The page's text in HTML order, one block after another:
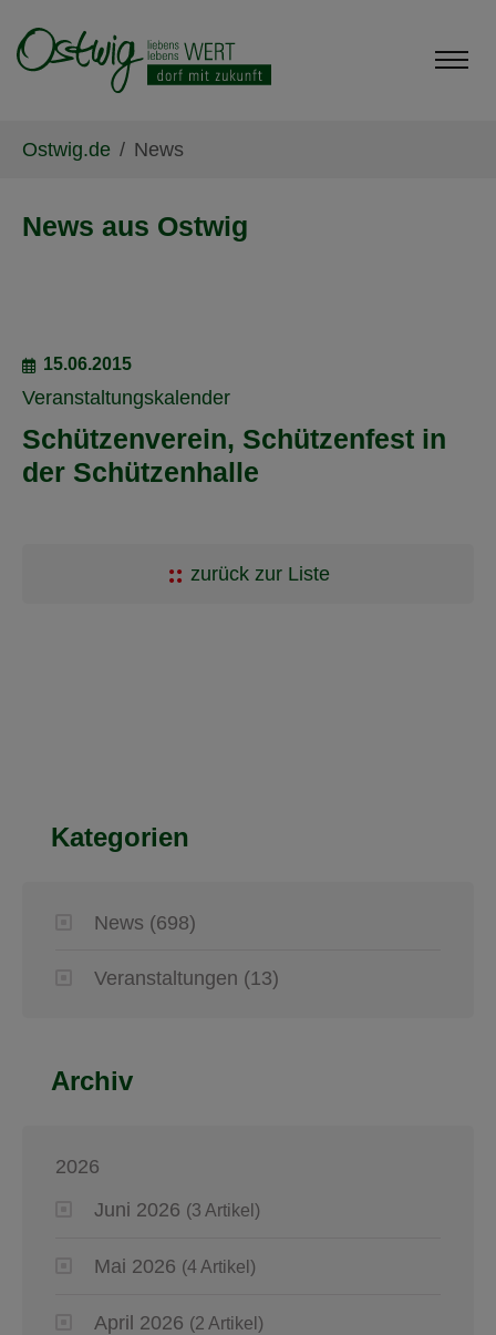
Ostwig.de News
News aus Ostwig
15.06.2015
Veranstaltungskalender
Schützenverein, Schützenfest in
der Schützenhalle
zurück zur Liste
Kategorien
News (698)
Veranstaltungen (13)
Archiv
2026
Juni 2026 (3 Artikel)
Mai 2026 (4 Artikel)
April 2026 (2 Artikel)